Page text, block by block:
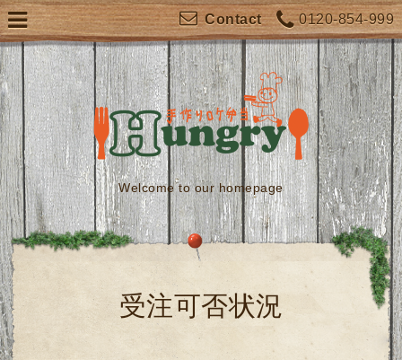
0120-854-999
Contact
Welcome to our homepage
受注可否状況